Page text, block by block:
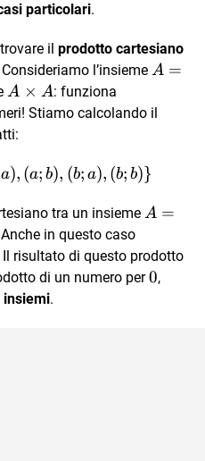
particolari.
il prodotto cartesiano
l’insieme A
\{
A =
A
\times
A
A × A: funziona
Stiamo calcolando il
A \times A = A^2 = \{
a), (a; b), (b; a), (b; b)}
tra un insieme A =
{a,b
\}
A =
in questo caso
risultato di questo prodotto
di un numero per0
0,
insiemi.